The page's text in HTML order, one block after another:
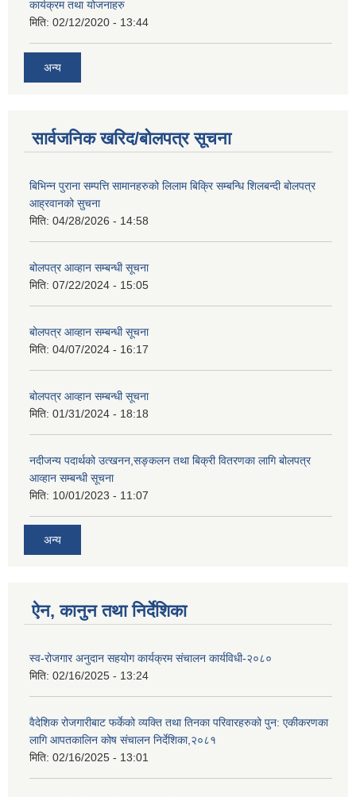
कार्यक्रम तथा योजनाहरु
मिति: 02/12/2020 - 13:44
अन्य
सार्वजनिक खरिद/बोलपत्र सूचना
बिभिन्न पुराना सम्पत्ति सामानहरुको लिलाम बिक्रि सम्बन्धि शिलबन्दी बोलपत्र
आह्रवानको सुचना
मिति: 04/28/2026 - 14:58
बोलपत्र आव्हान सम्बन्धी सूचना
मिति: 07/22/2024 - 15:05
बोलपत्र आव्हान सम्बन्धी सूचना
मिति: 04/07/2024 - 16:17
बोलपत्र आव्हान सम्बन्धी सूचना
मिति: 01/31/2024 - 18:18
नदीजन्य पदार्थको उत्खनन,सङ्कलन तथा बिक्री वितरणका लागि बोलपत्र
आव्हान सम्बन्धी सूचना
मिति: 10/01/2023 - 11:07
अन्य
ऐन, कानुन तथा निर्देशिका
स्व-रोजगार अनुदान सहयोग कार्यक्रम संचालन कार्यविधी-२०८०
मिति: 02/16/2025 - 13:24
वैदेशिक रोजगारीबाट फर्केको व्यक्ति तथा तिनका परिवारहरुको पुन: एकीकरणका
लागि आपतकालिन कोष संचालन निर्देशिका,२०८१
मिति: 02/16/2025 - 13:01